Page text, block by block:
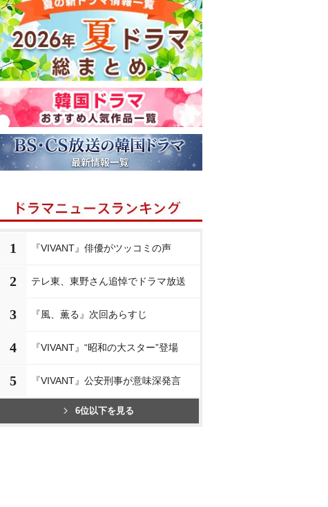
1 『VIVANT』俳優がツッコミの声
2 テレ東、東野さん追悼でドラマ放送
3 『風、薫る』次回あらすじ
4 『VIVANT』“昭和の大スター”登場
5 『VIVANT』公安刑事が意味深発言
6位以下を見る